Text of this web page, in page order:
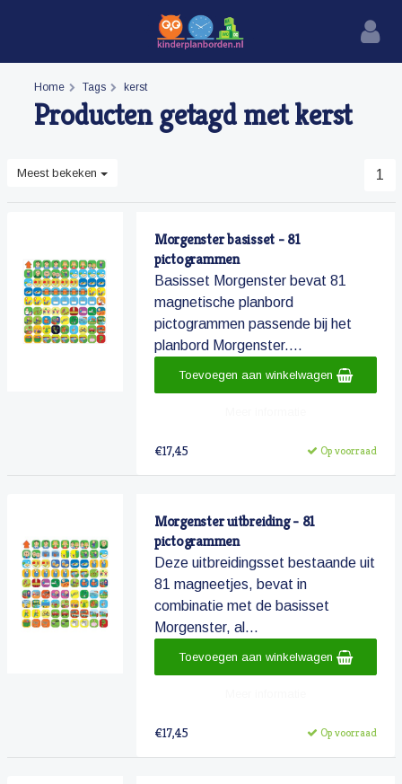
Home Tags kerst
Producten getagd met kerst
Meest bekeken 1
Morgenster basisset - 81
pictogrammen
Basisset Morgenster bevat 81
magnetische planbord
pictogrammen passende bij het
planbord Morgenster....
€17,45 Op voorraad
Toevoegen aan winkelwagen
Morgenster uitbreiding - 81
pictogrammen
Deze uitbreidingsset bestaande uit
81 magneetjes, bevat in
combinatie met de basisset
Morgenster, al...
€17,45 Op voorraad
Toevoegen aan winkelwagen